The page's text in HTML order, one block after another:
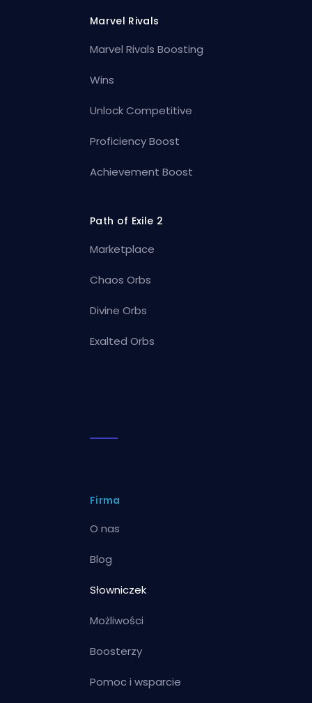
Marvel Rivals
Marvel Rivals Boosting
Wins
Unlock Competitive
Proficiency Boost
Achievement Boost
Path of Exile 2
Marketplace
Chaos Orbs
Divine Orbs
Exalted Orbs
Firma
O nas
Blog
Słowniczek
Możliwości
Boosterzy
Pomoc i wsparcie